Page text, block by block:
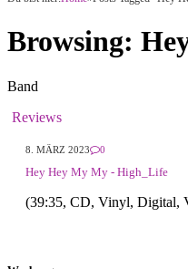
Browsing:
Band
Reviews
8. MÄRZ 2023 0
Hey Hey My My - High_Life
(39:35, CD, Vinyl, Digital,